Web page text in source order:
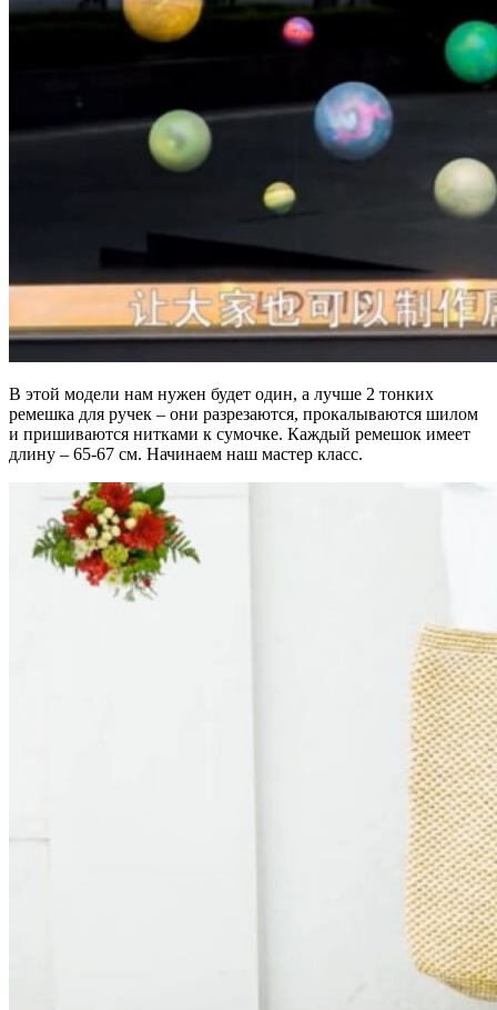
В этой модели нам нужен будет один, а лучше 2 тонких
ремешка для ручек – они разрезаются, прокалываются шилом
и пришиваются нитками к сумочке. Каждый ремешок имеет
длину – 65-67 см. Начинаем наш мастер класс.